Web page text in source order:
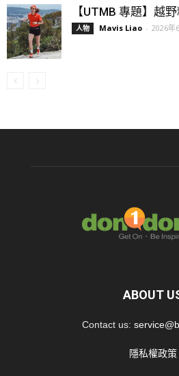
【UTMB 專題】越
人物 Mavis Liao - 2026年
ABOUT
Contact us:
隱私權政策